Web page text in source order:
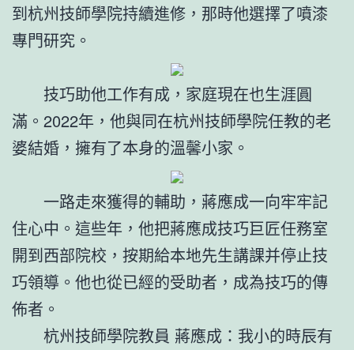
到杭州技師學院持續進修，那時他選擇了噴漆
專門研究。
技巧助他工作有成，家庭現在也生涯圓
滿。2022年，他與同在杭州技師學院任教的老
婆結婚，擁有了本身的溫馨小家。
一路走來獲得的輔助，蔣應成一向牢牢記
住心中。這些年，他把蔣應成技巧巨匠任務室
開到西部院校，按期給本地先生講課并停止技
巧領導。他也從已經的受助者，成為技巧的傳
佈者。
杭州技師學院教員 蔣應成：我小的時辰有